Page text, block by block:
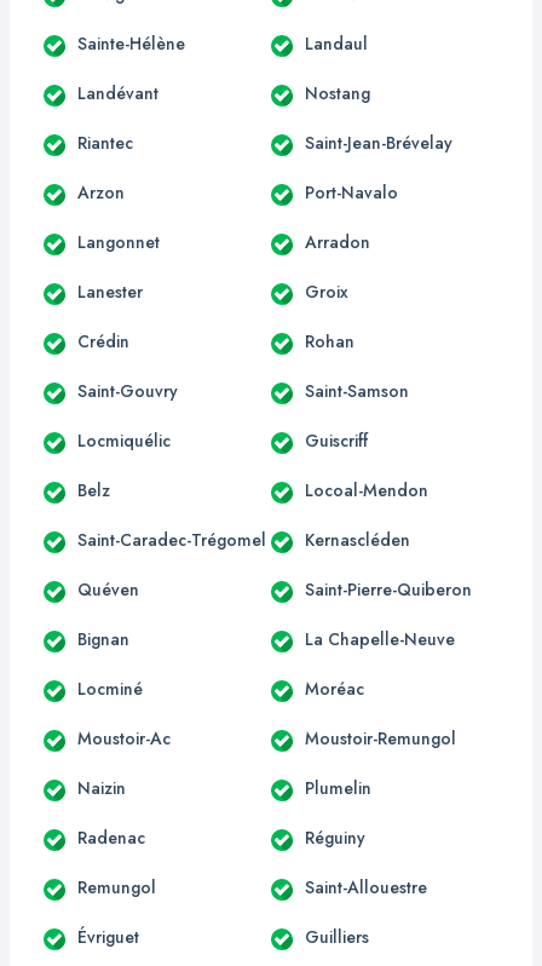
Sainte-Hélène Landaul
Landévant Nostang
Riantec Saint-Jean-Brévelay
Arzon Port-Navalo
Langonnet Arradon
Lanester Groix
Crédin Rohan
Saint-Gouvry Saint-Samson
Locmiquélic Guiscriff
Belz Locoal-Mendon
Saint-Caradec-Trégomel Kernascléden
Quéven Saint-Pierre-Quiberon
Bignan La Chapelle-Neuve
Locminé Moréac
Moustoir-Ac Moustoir-Remungol
Naizin Plumelin
Radenac Réguiny
Remungol Saint-Allouestre
Évriguet Guilliers